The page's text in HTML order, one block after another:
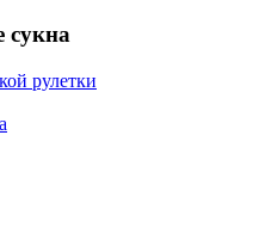
сукна
рулетки